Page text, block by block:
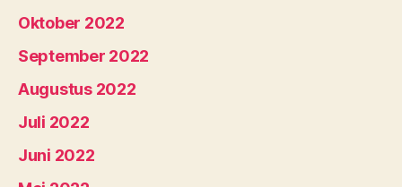
Oktober 2022
September 2022
Augustus 2022
Juli 2022
Juni 2022